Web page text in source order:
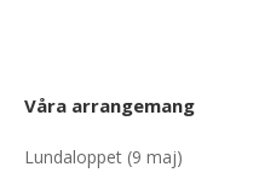
Våra arrangemang
Lundaloppet (9 maj)